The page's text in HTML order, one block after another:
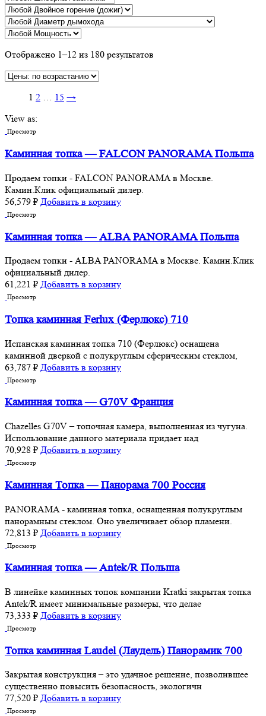
Отображено 1–12 из 180 результатов
1 2 … 15 →
View as:
Просмотр
Каминная топка — FALCON PANORAMA Польша
Продаем топки - FALCON PANORAMA в Москве.
Камин.Клик официальный дилер.
56,579 ₽ Добавить в корзину
Просмотр
Каминная топка — ALBA PANORAMA Польша
Продаем топки - ALBA PANORAMA в Москве. Камин.Клик
официальный дилер.
61,221 ₽ Добавить в корзину
Просмотр
Топка каминная Ferlux (Ферлюкс) 710
Испанская каминная топка 710 (Ферлюкс) оснащена
каминной дверкой с полукруглым сферическим стеклом,
63,787 ₽ Добавить в корзину
Просмотр
Каминная топка — G70V Франция
Chazelles G70V – топочная камера, выполненная из чугуна.
Использование данного материала придает над
70,928 ₽ Добавить в корзину
Просмотр
Каминная Топка — Панорама 700 Россия
PANORAMA - каминная топка, оснащенная полукруглым
панорамным стеклом. Оно увеличивает обзор пламени.
72,813 ₽ Добавить в корзину
Просмотр
Каминная топка — Antek/R Польша
В линейке каминных топок компании Kratki закрытая топка
Antek/R имеет минимальные размеры, что делае
73,333 ₽ Добавить в корзину
Просмотр
Топка каминная Laudel (Лаудель) Панорамик 700
Закрытая конструкция – это удачное решение, позволившее
существенно повысить безопасность, экологичн
77,520 ₽ Добавить в корзину
Просмотр